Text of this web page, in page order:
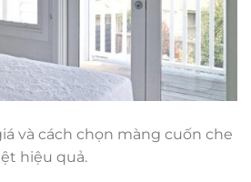
và cách chọn màng cuốn che
hiệu quả.